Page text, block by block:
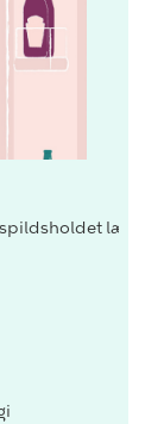
lærer